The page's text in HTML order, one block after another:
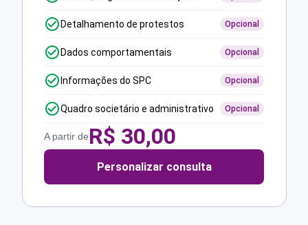
Detalhamento de protestos Opcional
Dados comportamentais Opcional
Informações do SPC Opcional
Quadro societário e administrativo Opcional
A partir deR$ 30,00
Personalizar consulta